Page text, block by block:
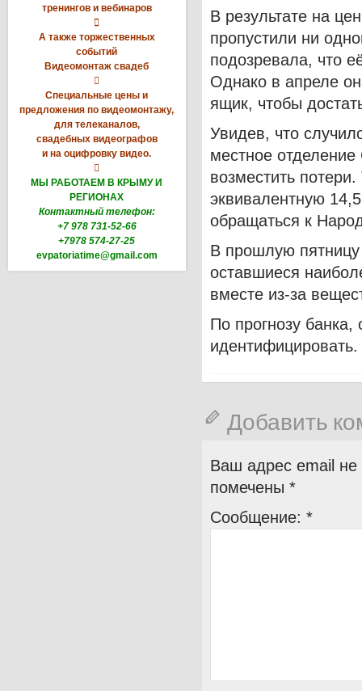
тренингов и вебинаров

А также торжественных
событий
Видеомонтаж свадеб

Специальные цены и
предложения по видеомонтажу,
для телеканалов,
свадебных видеографов
и на оцифровку видео.

МЫ РАБОТАЕМ В КРЫМУ И
РЕГИОНАХ
Контактный телефон:
+7 978 731-52-66
+7978 574-27-25
evpatoriatime@gmail.com
В результате на
пропустили ни
подозревала, что
Однако в апреле
ящик, чтобы
Увидев, что
местное отделение
возместить
эквивалентную
обращаться к
В прошлую пятницу
оставшиеся
вместе из-за
По прогнозу
Добавить
Ваш адрес email не
помечены *
Сообщение: *